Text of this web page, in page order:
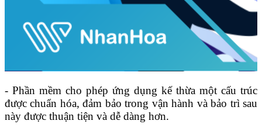
- Phần mềm cho phép ứng dụng kế thừa một cấu trúc
được chuẩn hóa, đảm bảo trong vận hành và bảo trì sau
này được thuận tiện và dễ dàng hơn.